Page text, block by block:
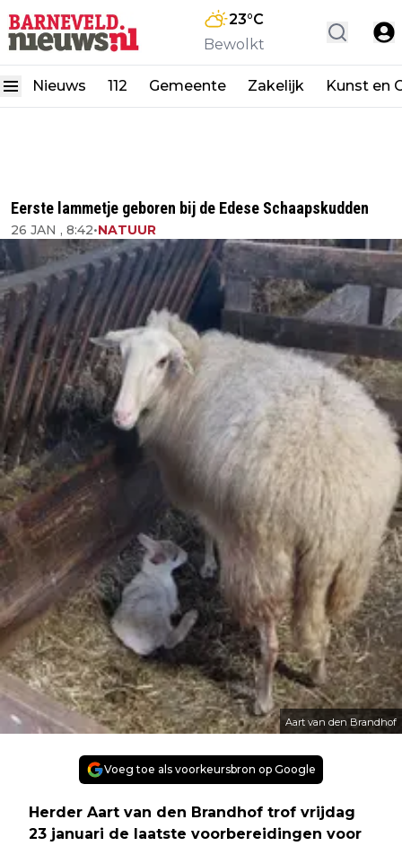
23°C
Bewolkt
Nieuws 112 Gemeente Zakelijk Kunst en
Eerste lammetje geboren bij de Edese Schaapskudden
26 JAN , 8:42•NATUUR
Aart van den Brandhof
Voeg toe als voorkeursbron op Google
Herder Aart van den Brandhof trof vrijdag
23 januari de laatste voorbereidingen voor